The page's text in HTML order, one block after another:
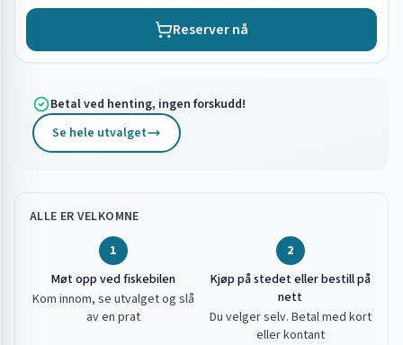
Reserver nå
Betal ved henting, ingen forskudd!
Se hele utvalget
ALLE ER VELKOMNE
1
Møt opp ved fiskebilen
Kom innom, se utvalget og slå
av en prat
2
Kjøp på stedet eller bestill på
nett
Du velger selv. Betal med kort
eller kontant